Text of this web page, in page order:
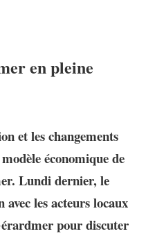
en pleine
et les changements
économique de
Lundi dernier, le
les acteurs locaux
pour discuter